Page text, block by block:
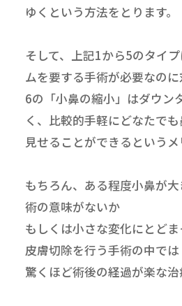
ゆくという方法をとります。
そして、上記1から5のタイ
ムを要する手術が必要なのに
6の「小鼻の縮小」はダウン
く、比較的手軽にどなたでも
見せることができるというメ
もちろん、ある程度小鼻が
術の意味がないか
もしくは小さな変化にとどま
皮膚切除を行う手術の中では
驚くほど術後の経過が楽な治